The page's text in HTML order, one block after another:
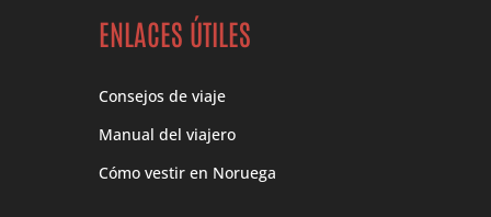
ENLACES ÚTILES
Consejos de viaje
Manual del viajero
Cómo vestir en Noruega